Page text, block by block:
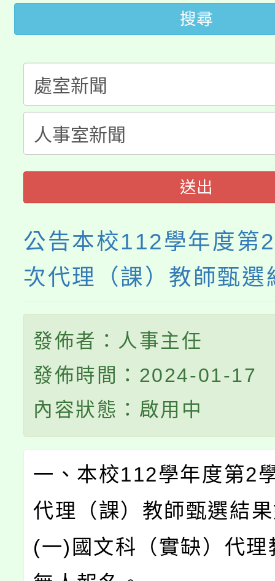
車」活動
桃園市115學年度學生
生本土語及新住民語歌
公告本校115學年度第
代理(課)教師甄選結果(
公告本校115學年度第
代理(課)教師甄選結果
轉知中國文化大學推廣
《TA101》溝通分析基
程，歡迎學生輔導中心
系所師生報名參加。
搜尋
送出
公告本校112學年度第
次代理（課）教師甄選
發佈者：人事主任
發佈時間：2024-01-17
內容狀態：啟用中
一、本校112學年度第2
代理（課）教師甄選結
(一)國文科（實缺）代理